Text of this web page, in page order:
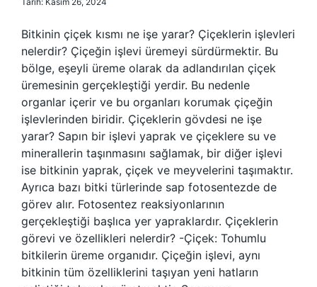
Bitkinin çiçek kısmı ne işe yarar? Çiçeklerin işlevleri
nelerdir? Çiçeğin işlevi üremeyi sürdürmektir. Bu
bölge, eşeyli üreme olarak da adlandırılan çiçek
üremesinin gerçekleştiği yerdir. Bu nedenle
organlar içerir ve bu organları korumak çiçeğin
işlevlerinden biridir. Çiçeklerin gövdesi ne işe
yarar? Sapın bir işlevi yaprak ve çiçeklere su ve
minerallerin taşınmasını sağlamak, bir diğer işlevi
ise bitkinin yaprak, çiçek ve meyvelerini taşımaktır.
Ayrıca bazı bitki türlerinde sap fotosentezde de
görev alır. Fotosentez reaksiyonlarının
gerçekleştiği başlıca yer yapraklardır. Çiçeklerin
görevi ve özellikleri nelerdir? -Çiçek: Tohumlu
bitkilerin üreme organıdır. Çiçeğin işlevi, aynı
bitkinin tüm özelliklerini taşıyan yeni hatların